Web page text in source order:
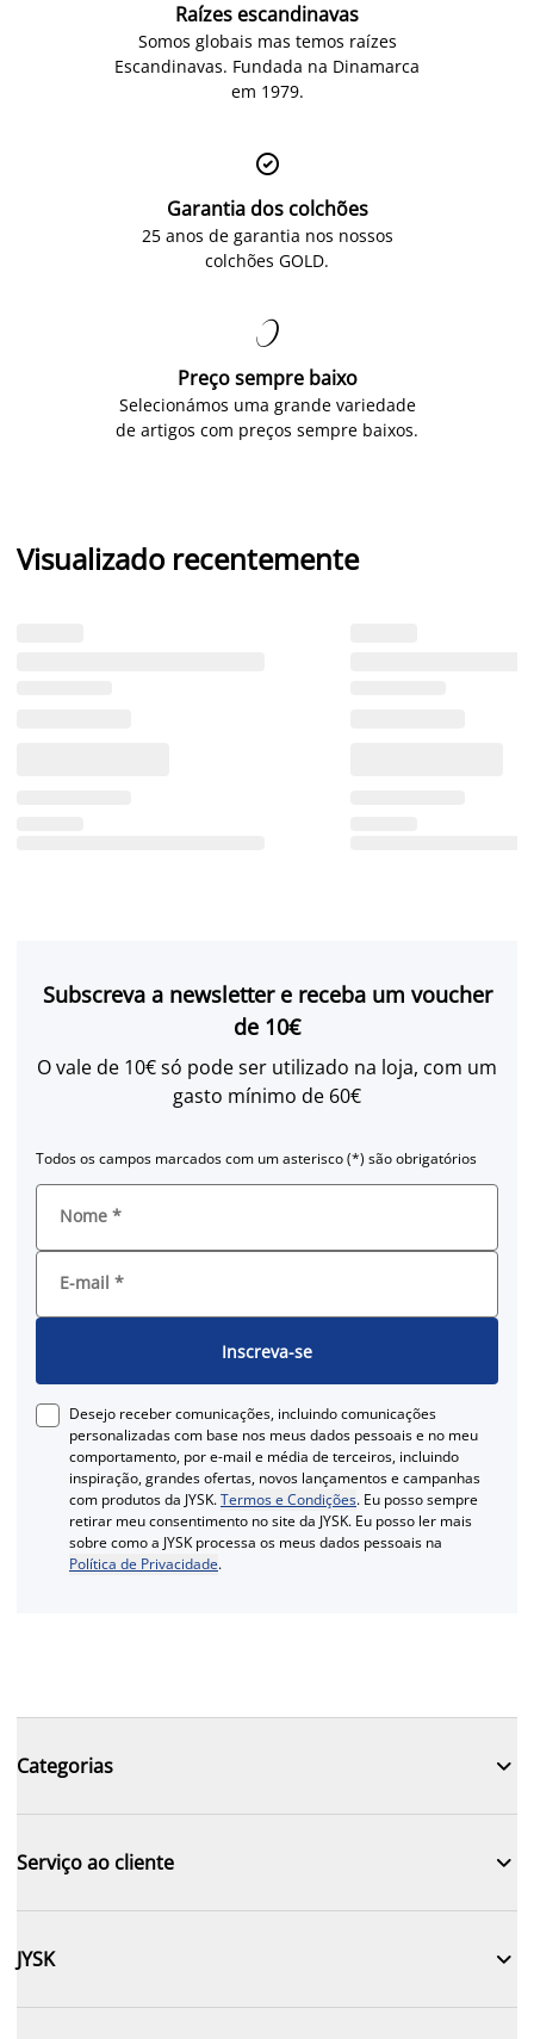
Raízes escandinavas
Somos globais mas temos raízes
Escandinavas. Fundada na Dinamarca
em 1979.

Garantia dos colchões
25 anos de garantia nos nossos
colchões GOLD.

Preço sempre baixo
Selecionámos uma grande variedade
de artigos com preços sempre baixos.
Visualizado recentemente
Subscreva a newsletter e receba um voucher
de 10€
O vale de 10€ só pode ser utilizado na loja, com um
gasto mínimo de 60€
Todos os campos marcados com um asterisco (*) são obrigatórios
Nome *
E-mail *
Inscreva-se
Desejo receber comunicações, incluindo comunicações
personalizadas com base nos meus dados pessoais e no meu
comportamento, por e-mail e média de terceiros, incluindo
inspiração, grandes ofertas, novos lançamentos e campanhas
com produtos da JYSK.Termos e Condições. Eu posso sempre
retirar meu consentimento no site da JYSK. Eu posso ler mais
sobre como a JYSK processa os meus dados pessoais na
Política de Privacidade.
Categorias 
Serviço ao cliente 
JYSK 